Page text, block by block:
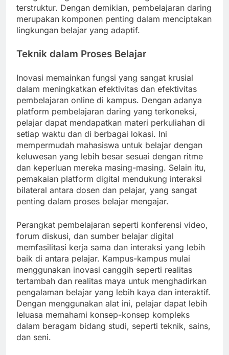
terstruktur. Dengan demikian, pembelajaran daring
merupakan komponen penting dalam menciptakan
lingkungan belajar yang adaptif.
Teknik dalam Proses Belajar
Inovasi memainkan fungsi yang sangat krusial
dalam meningkatkan efektivitas dan efektivitas
pembelajaran online di kampus. Dengan adanya
platform pembelajaran daring yang terkoneksi,
pelajar dapat mendapatkan materi perkuliahan di
setiap waktu dan di berbagai lokasi. Ini
mempermudah mahasiswa untuk belajar dengan
keluwesan yang lebih besar sesuai dengan ritme
dan keperluan mereka masing-masing. Selain itu,
pemakaian platform digital mendukung interaksi
bilateral antara dosen dan pelajar, yang sangat
penting dalam proses belajar mengajar.
Perangkat pembelajaran seperti konferensi video,
forum diskusi, dan sumber belajar digital
memfasilitasi kerja sama dan interaksi yang lebih
baik di antara pelajar. Kampus-kampus mulai
menggunakan inovasi canggih seperti realitas
tertambah dan realitas maya untuk menghadirkan
pengalaman belajar yang lebih kaya dan interaktif.
Dengan menggunakan alat ini, pelajar dapat lebih
leluasa memahami konsep-konsep kompleks
dalam beragam bidang studi, seperti teknik, sains,
dan seni.